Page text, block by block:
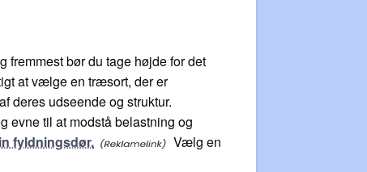
fremmest bør du tage højde for det
at vælge en træsort, der er
deres udseende og struktur.
evne til at modstå belastning og
fyldningsdør.
Vælg en